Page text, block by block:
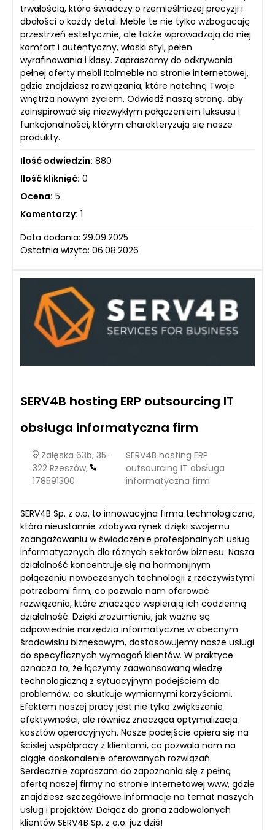
trwałością, która świadczy o rzemieślniczej precyzji i
dbałości o każdy detal. Meble te nie tylko wzbogacają
przestrzeń estetycznie, ale także wprowadzają do niej
komfort i autentyczny, włoski styl, pełen
wyrafinowania i klasy. Zapraszamy do odkrywania
pełnej oferty mebli Italmeble na stronie internetowej,
gdzie znajdziesz rozwiązania, które natchną Twoje
wnętrza nowym życiem. Odwiedź naszą stronę, aby
zainspirować się niezwykłym połączeniem luksusu i
funkcjonalności, którym charakteryzują się nasze
produkty.
Ilość odwiedzin: 880
Ilość kliknięć: 0
Ocena: 5
Komentarzy: 1
Data dodania: 29.09.2025
Ostatnia wizyta: 06.08.2026
SERV4B hosting ERP outsourcing IT
obsługa informatyczna firm
Załęska 63b, 35-
322 Rzeszów,
178591300
SERV4B hosting ERP
outsourcing IT obsługa
informatyczna firm
SERV4B Sp. z o.o. to innowacyjna firma technologiczna,
która nieustannie zdobywa rynek dzięki swojemu
zaangażowaniu w świadczenie profesjonalnych usług
informatycznych dla różnych sektorów biznesu. Nasza
działalność koncentruje się na harmonijnym
połączeniu nowoczesnych technologii z rzeczywistymi
potrzebami firm, co pozwala nam oferować
rozwiązania, które znacząco wspierają ich codzienną
działalność. Dzięki zrozumieniu, jak ważne są
odpowiednie narzędzia informatyczne w obecnym
środowisku biznesowym, dostosowujemy nasze usługi
do specyficznych wymagań klientów. W praktyce
oznacza to, że łączymy zaawansowaną wiedzę
technologiczną z sytuacyjnym podejściem do
problemów, co skutkuje wymiernymi korzyściami.
Efektem naszej pracy jest nie tylko zwiększenie
efektywności, ale również znacząca optymalizacja
kosztów operacyjnych. Nasze podejście opiera się na
ścisłej współpracy z klientami, co pozwala nam na
ciągłe doskonalenie oferowanych rozwiązań.
Serdecznie zapraszam do zapoznania się z pełną
ofertą naszej firmy na stronie internetowej www, gdzie
znajdziesz szczegółowe informacje na temat naszych
usług i projektów. Dołącz do grona zadowolonych
klientów SERV4B Sp. z o.o. już dziś!